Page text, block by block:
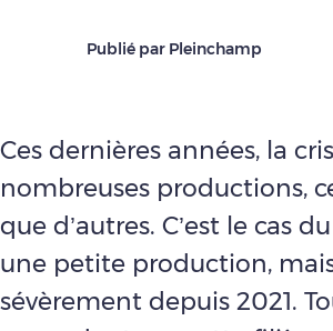
Publié par Pleinchamp
Ces dernières années, la
nombreuses productions,
que d’autres. C’est le cas
une petite production,
sévèrement depuis 2021.